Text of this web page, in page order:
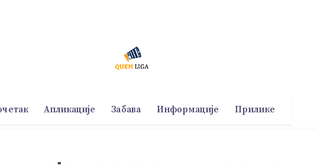
Апликације Забава Информације Прилике